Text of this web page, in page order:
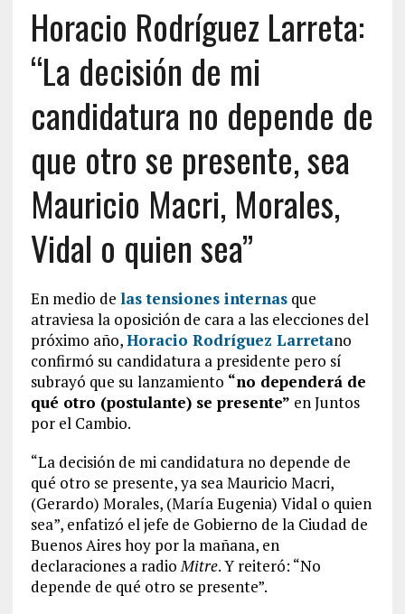
Horacio Rodríguez Larreta:
“La decisión de mi
candidatura no depende de
que otro se presente, sea
Mauricio Macri, Morales,
Vidal o quien sea”
En medio de las tensiones internasque
atraviesa la oposición de cara a las elecciones del
próximo año,Horacio Rodríguez Larretano
confirmó su candidatura a presidente pero sí
subrayó que su lanzamiento “no dependerá de
qué otro (postulante) se presente” en Juntos
por el Cambio.
“La decisión de mi candidatura no depende de
qué otro se presente, ya sea Mauricio Macri,
(Gerardo) Morales, (María Eugenia) Vidal o quien
sea”, enfatizó el jefe de Gobierno de la Ciudad de
Buenos Aires hoy por la mañana, en
declaraciones a radioMitre. Y reiteró: “No
depende de qué otro se presente”.